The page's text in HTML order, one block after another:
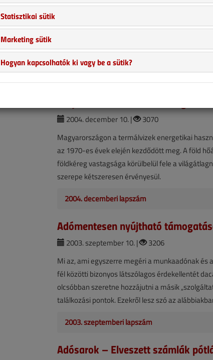
2004. szeptember 10. |
2780
A munkaügyi ellenőrzésekről más rovatunkban
Mostani cikkünkben a jogi hátteret tekintjük át.
2004. szeptemberi lapszám
2004. december 10. |
3070
Magyarországon a termálvizek energetikai
az 1970-es évek elején kezdődött meg. A föld
földkéreg vastagsága körülbelül fele a
szerepe kétszeresen érvényesül.
2004. decemberi lapszám
Adómentesen nyújtható
2003. szeptember 10. |
3206
Mi az, ami egyszerre megéri a munkaadónak és
fél közötti bizonyos látszólagos érdekellentét
olcsóbban szeretne hozzájutni a másik
találkozási pontok. Ezekről lesz szó az
2003. szeptemberi lapszám
Adósarok – Elveszett számlák
Statisztikai sütik
Marketing sütik
Hogyan kapcsolhatók ki vagy be a sütik?